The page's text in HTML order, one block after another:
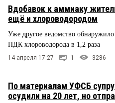
Вдобавок к аммиаку
ещё и хлороводородом
Уже другое ведомство
ПДК хлороводорода в 1,2 раза
14 апреля 17:27 1 3286
По материалам УФСБ
осудили на 20 лет, но